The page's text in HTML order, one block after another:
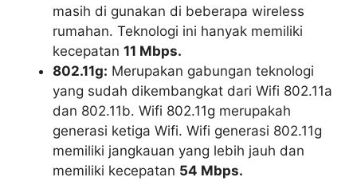
masih di gunakan di beberapa wireless
rumahan. Teknologi ini hanyak memiliki
kecepatan 11 Mbps.
802.11g: Merupakan gabungan teknologi
yang sudah dikembangkat dari Wifi 802.11a
dan 802.11b. Wifi 802.11g merupakah
generasi ketiga Wifi. Wifi generasi 802.11g
memiliki jangkauan yang lebih jauh dan
memiliki kecepatan 54 Mbps.